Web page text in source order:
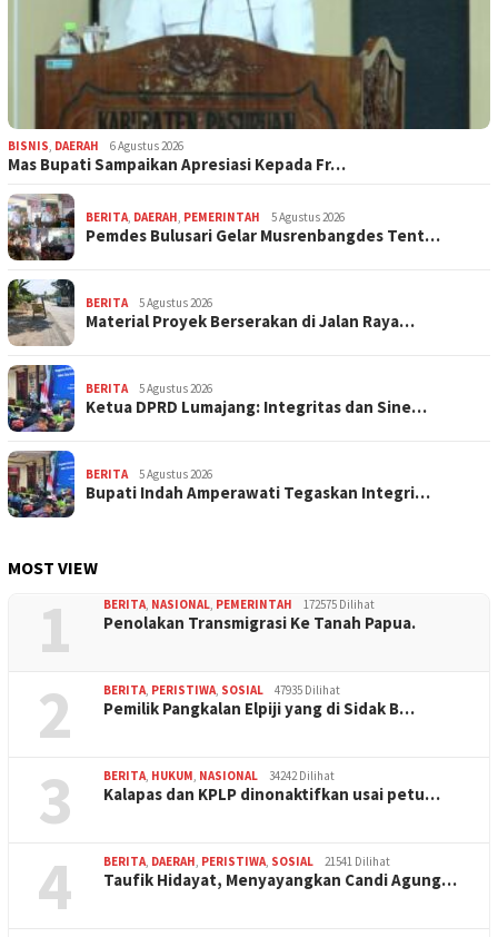
BISNIS, DAERAH 6 Agustus 2026
Mas Bupati Sampaikan Apresiasi Kepada Fr…
BERITA, DAERAH, PEMERINTAH 5 Agustus 2026
Pemdes Bulusari Gelar Musrenbangdes Tent…
BERITA 5 Agustus 2026
Material Proyek Berserakan di Jalan Raya…
BERITA 5 Agustus 2026
Ketua DPRD Lumajang: Integritas dan Sine…
BERITA 5 Agustus 2026
Bupati Indah Amperawati Tegaskan Integri…
MOST VIEW
1 BERITA, NASIONAL, PEMERINTAH 172575 Dilihat
Penolakan Transmigrasi Ke Tanah Papua.
2 BERITA, PERISTIWA, SOSIAL 47935 Dilihat
Pemilik Pangkalan Elpiji yang di Sidak B…
3 BERITA, HUKUM, NASIONAL 34242 Dilihat
Kalapas dan KPLP dinonaktifkan usai petu…
4 BERITA, DAERAH, PERISTIWA, SOSIAL 21541 Dilihat
Taufik Hidayat, Menyayangkan Candi Agung…